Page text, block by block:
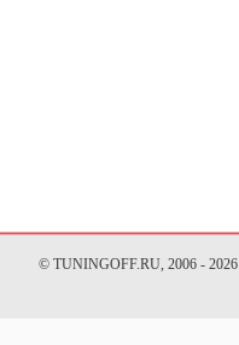
© TUNINGOFF.RU, 2006 - 2026